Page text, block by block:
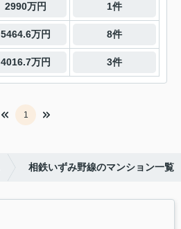
2990万円 1件
5464.6万円 8件
4016.7万円 3件
1
相鉄いずみ野線のマンション一覧